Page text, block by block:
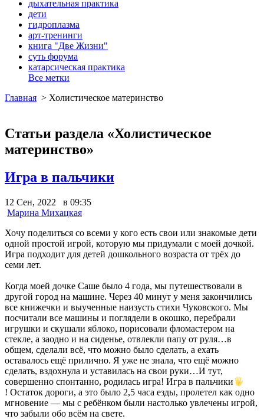
дыхательная практика
дети
гидроплазма
арт-тренинги
книга "Две Жизни"
суть форума
катарсическая практика
Все метки
Главная > Холистическое материнство
Статьи раздела «Холистическое
материнство»
Игра в пальчики
12 Сен, 2022 в 09:35
Марина Михацкая
Хочу поделиться со всеми у кого есть свои или знакомые дети
одной простой игрой, которую мы придумали с моей дочкой.
Игра подходит для детей дошкольного возраста от трёх до
семи лет.
Когда моей дочке Саше было 4 года, мы путешествовали в
другой город на машине. Через 40 минут у меня закончились
все книжечки и выученные наизусть стихи Чуковского. Мы
посчитали все машины и поглядели в окошко, перебрали
игрушки и скушали яблоко, порисовали фломастером на
стекле, а заодно и на сиденье, отвлекли папу от руля…в
общем, сделали всё, что можно было сделать, а ехать
оставалось ещё прилично. Я уже не знала, что ещё можно
сделать, вздохнула и уставилась на свои руки…И тут,
совершенно спонтанно, родилась игра! Игра в пальчики
! Остаток дороги, а это было 2,5 часа езды, пролетел как одно
мгновение — мы с ребёнком были настолько увлечены игрой,
что забыли обо всём на свете.